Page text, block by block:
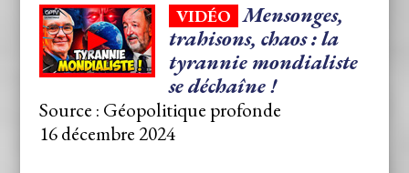
VIDÉO Mensonges,
trahisons, chaos : la
tyrannie mondialiste
se déchaîne !
Source : Géopolitique profonde
16 décembre 2024